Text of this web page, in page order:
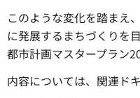
このような変化を踏まえ
に発展するまちづくりを
都市計画マスタープラン
内容については、関連ド